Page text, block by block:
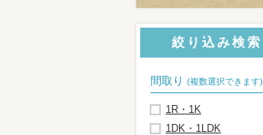
絞り込み検索
間取り (複数選択できます)
1R・1K
1DK・1LDK